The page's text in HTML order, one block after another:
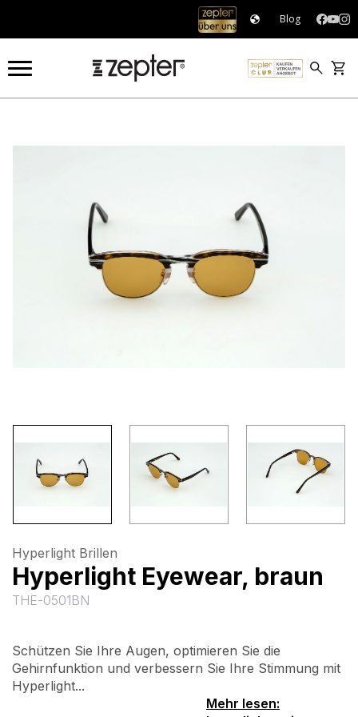
Blog
HYPERLIGHT EYEWEAR, BRAUN
Hyperlight Brillen
Hyperlight Eyewear, braun
THE-0501BN
Schützen Sie Ihre Augen, optimieren Sie die
Gehirnfunktion und verbessern Sie Ihre Stimmung mit
Hyperlight...
Mehr lesen: